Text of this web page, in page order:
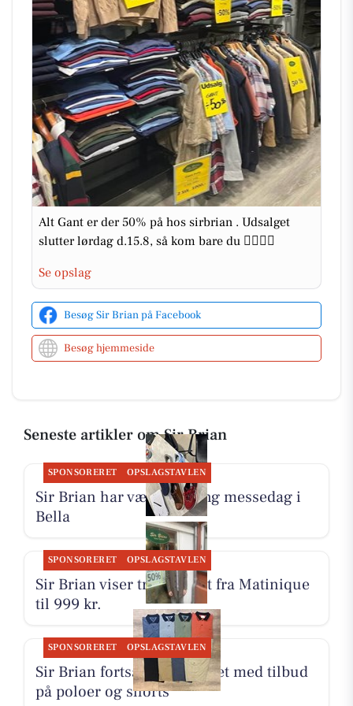
Alt Gant er der 50% på hos sirbrian . Udsalget
slutter lørdag d.15.8, så kom bare du 👍🏻👖👔
Se opslag
Besøg Sir Brian på Facebook
Besøg hjemmeside
Seneste artikler om Sir Brian
SPONSORERET OPSLAGSTAVLEN
Sir Brian har været på lang messedag i
Bella
SPONSORERET OPSLAGSTAVLEN
Sir Brian viser trenchcoat fra Matinique
til 999 kr.
SPONSORERET OPSLAGSTAVLEN
Sir Brian fortsætter udsalget med tilbud
på poloer og shorts